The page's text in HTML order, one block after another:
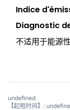
Indice
Diagnostic
不适用于能源
undefined
【起租时间】: